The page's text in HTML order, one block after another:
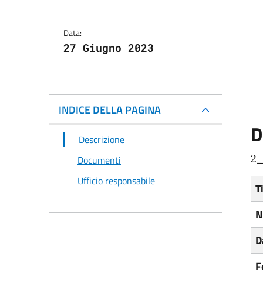
Data:
27 Giugno 2023
INDICE DELLA PAGINA
Descrizione
Documenti
Ufficio responsabile